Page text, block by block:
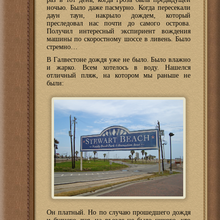
ночью. Было даже пасмурно. Когда пересекали
даун таун, накрыло дождем, который
преследовал нас почти до самого острова.
Получил интересный экспириент вождения
машины по скоростному шоссе в ливень. Было
стремно…
В Галвестоне дождя уже не было. Было влажно
и жарко. Всем хотелось в воду. Нашелся
отличный пляж, на котором мы раньше не
были:
Он платный. Но по случаю прошедшего дождя